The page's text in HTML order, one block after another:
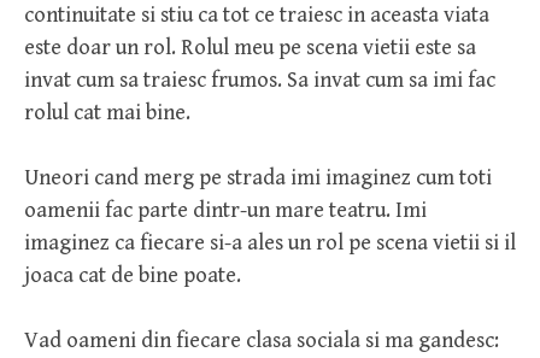
continuitate si stiu ca tot ce traiesc in aceasta viata
este doar un rol. Rolul meu pe scena vietii este sa
invat cum sa traiesc frumos. Sa invat cum sa imi fac
rolul cat mai bine.
Uneori cand merg pe strada imi imaginez cum toti
oamenii fac parte dintr-un mare teatru. Imi
imaginez ca fiecare si-a ales un rol pe scena vietii si il
joaca cat de bine poate.
Vad oameni din fiecare clasa sociala si ma gandesc: